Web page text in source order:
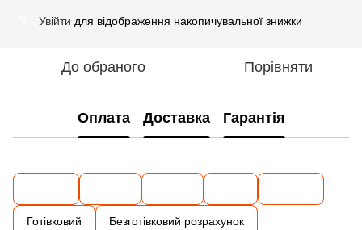
Увійти для відображення накопичувальної знижки
До обраного Порівняти
Оплата Доставка Гарантія
Готівковий Безготівковий розрахунок